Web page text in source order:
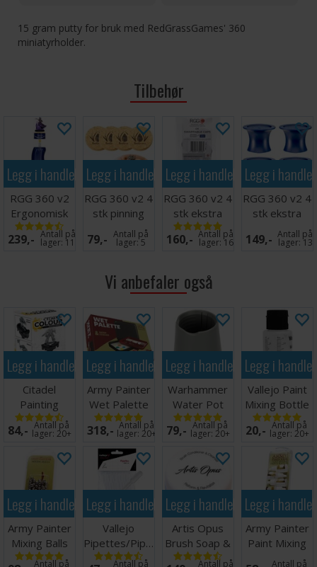
15 gram putty for bruk med RedGrassGames' 360
miniatyrholder.
Tilbehør
Legg i handlekurven
RGG 360 v2
Ergonomisk
Miniatyr
Holder
239,- Antall på
lager: 11
Legg i handlekurven
RGG 360 v2 4
stk pinning
corks
79,- Antall på
lager:5
Legg i handlekurven
RGG 360 v2 4
stk ekstra
korker
160,- Antall på
lager: 16
Legg i
RGG 360 v2 4
stk ekstra
korker XL
149,- Antall på
lager: 13
Vi anbefaler også
Legg i handlekurven
Citadel
Painting
Handle v2
84,- Antall på
lager:20+
Legg i handlekurven
Army Painter
Wet Palette
318,- Antall på
lager:20+
Legg i handlekurven
Warhammer
Water Pot
79,- Antall på
lager:20+
Legg i
Vallejo Paint
Mixing Bottle
35ml
20,- Antall på
lager:20+
Legg i handlekurven
Army Painter
Mixing Balls
Antall på
Legg i handlekurven
Vallejo
Pipettes/Pipetter
(3ml) - 8 stk
Antall på
Legg i handlekurven
Artis Opus
Brush Soap &
Conditioner
Antall på
Legg i
Army Painter
Paint Mixing
Empty
Antall på